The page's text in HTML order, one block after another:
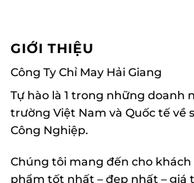
GIỚI THIỆU
Công Ty Chỉ May Hải Giang
Tự hào là 1 trong những doanh
trường Việt Nam và Quốc tế về
Công Nghiệp.
Chúng tôi mang đến cho
phẩm tốt nhất – đẹp nhất – giá